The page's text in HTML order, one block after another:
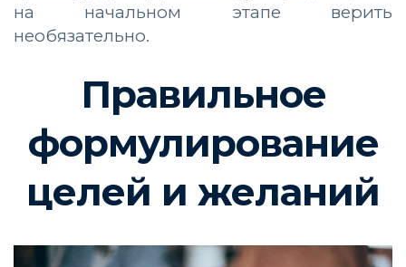
на начальном этапе верить
необязательно.
Правильное
формулирование
целей и желаний